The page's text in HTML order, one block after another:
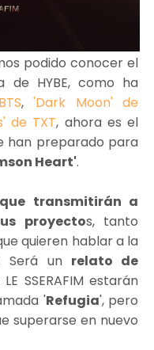
podido conocer el
de HYBE, como ha
,'Dark Moon' de
de TXT, ahora es el
han preparado para
Heart'.
transmitirán a
proyectos, tanto
quieren hablar a la
Será un relato de
SSERAFIM estarán
'Refugia', pero
superarse en nuevo